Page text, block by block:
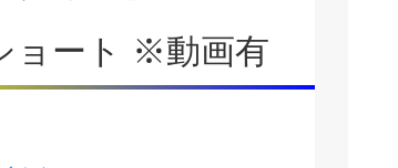
ョート ※動画有